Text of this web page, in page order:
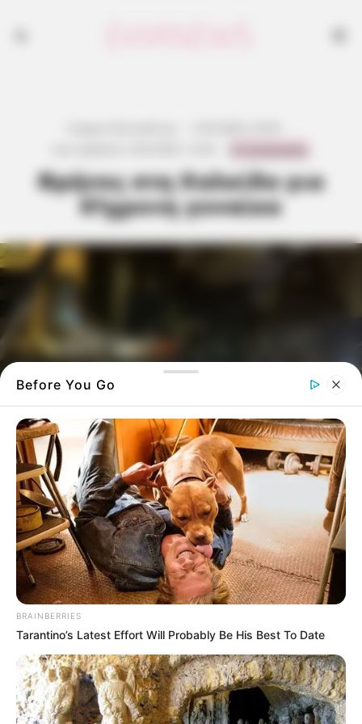
Θρήνος στη Χαλκίδα για
61χρονη γυναίκα
Χαλκιδέα χάρισε ζωή με τον θάνατο της σε
πέντε ανθρώπους – Σε εξέλιξη γιγαντιαία
επιχείρηση του ΕΟΜ σε Αθήνα και Ιταλία
Βαρύ πένθος για την άτυχη γυναίκα που
άφησε την τελευταία της πνοή μετά από
εγκεφαλική αιμορραγία – Το μεγαλείο ψυχής
των συγγενών της που μετέτρεψαν την
Before You Go
BRAINBERRIES
Tarantino’s Latest Effort Will Probably Be His Best To Date